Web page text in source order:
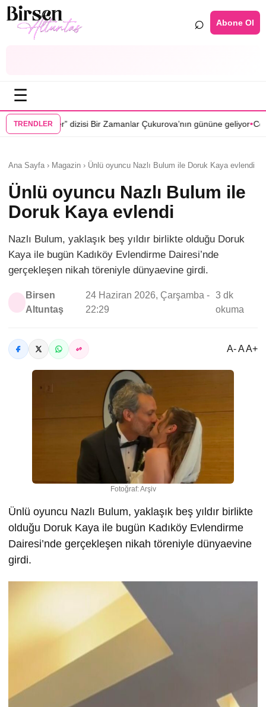
⌕ Abone Ol
☰
TRENDLER
Bir Zamanlar Çukurova’nın gününe geliyor•Cenan Çamyurdu
Ana Sayfa › Magazin › Ünlü oyuncu Nazlı Bulum ile Doruk Kaya evlendi
Ünlü oyuncu Nazlı Bulum ile
Doruk Kaya evlendi
Nazlı Bulum, yaklaşık beş yıldır birlikte olduğu Doruk
Kaya ile bugün Kadıköy Evlendirme Dairesi’nde
gerçekleşen nikah töreniyle dünyaevine girdi.
Birsen
Altuntaş
24 Haziran 2026, Çarşamba -
22:29
3 dk
okuma
A- A A+
Fotoğraf: Arşiv
Ünlü oyuncu Nazlı Bulum, yaklaşık beş yıldır birlikte
olduğu Doruk Kaya ile bugün Kadıköy Evlendirme
Dairesi’nde gerçekleşen nikah töreniyle dünyaevine
girdi.